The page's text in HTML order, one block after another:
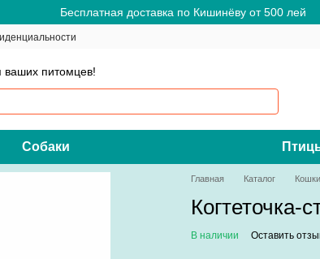
Бесплатная доставка по Кишинёву от 500 лей
питомцев!
Собаки
Главная Каталог Кошки
Когтеточка-
В наличии Оставить